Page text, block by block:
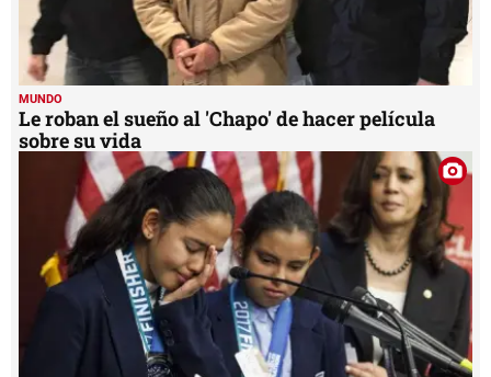
MUNDO
Le roban el sueño al 'Chapo' de hacer película
sobre su vida